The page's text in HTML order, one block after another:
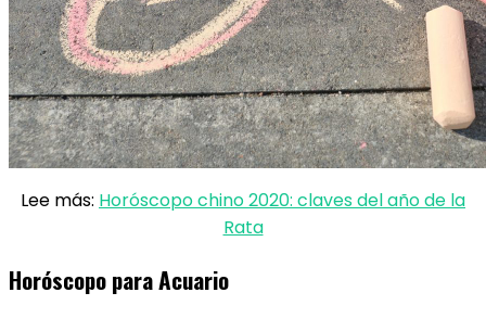
Lee más: Horóscopo chino 2020: claves del año de la
Rata
Horóscopo para Acuario